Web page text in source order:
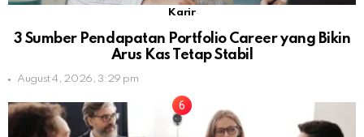
Karir
3 Sumber Pendapatan Portfolio Career yang Bikin
Arus Kas Tetap Stabil
August 4, 2026, 3:29 pm